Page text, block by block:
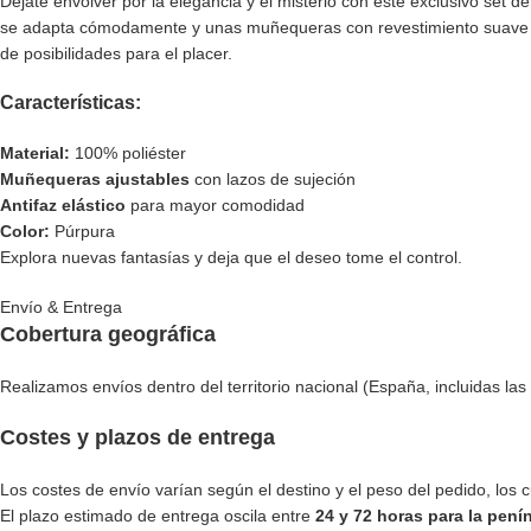
se adapta cómodamente y unas muñequeras con revestimiento
de posibilidades para el placer.
Características:
Material: 100% poliéster
Muñequeras ajustables con lazos de sujeción
Antifaz elástico para mayor comodidad
Color: Púrpura
Explora nuevas fantasías y deja que el deseo tome el control.
Envío & Entrega
Cobertura geográfica
Realizamos envíos dentro del territorio nacional (España, incluidas
Costes y plazos de entrega
Los costes de envío varían según el destino y el peso del pedido, los
El plazo estimado de entrega oscila entre 24 y 72 horas para la